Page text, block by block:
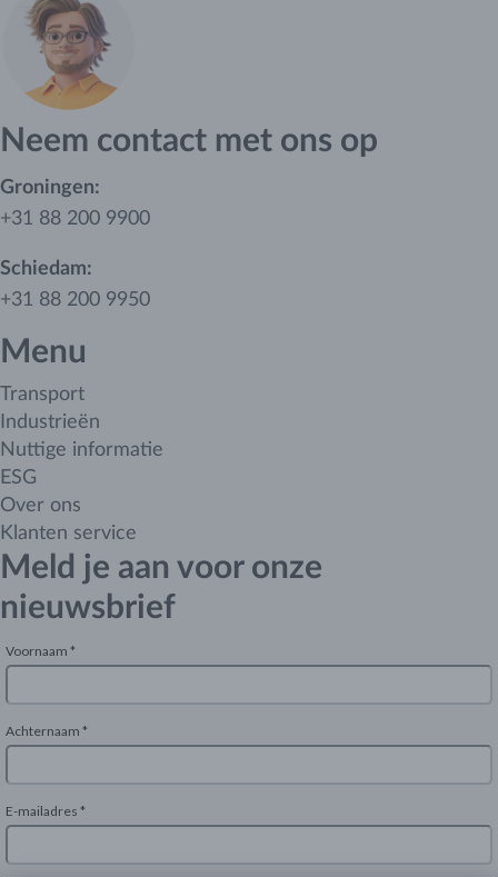
Neem contact met ons op
Groningen:
+31 88 200 9900
Schiedam:
+31 88 200 9950
Menu
Transport
Industrieën
Nuttige informatie
ESG
Over ons
Klanten service
Meld je aan voor onze
nieuwsbrief